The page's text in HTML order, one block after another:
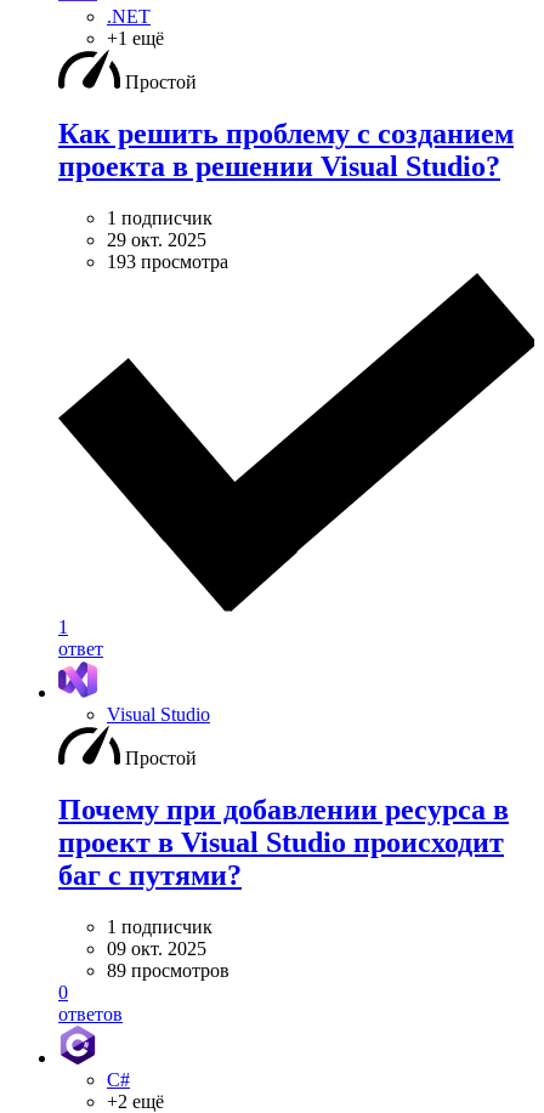
.NET
+1 ещё
Простой
Как решить проблему с созданием
проекта в решении Visual Studio?
1 подписчик
29 окт. 2025
193 просмотра
1
ответ
Visual Studio
Простой
Почему при добавлении ресурса в
проект в Visual Studio происходит
баг с путями?
1 подписчик
09 окт. 2025
89 просмотров
0
ответов
C#
+2 ещё